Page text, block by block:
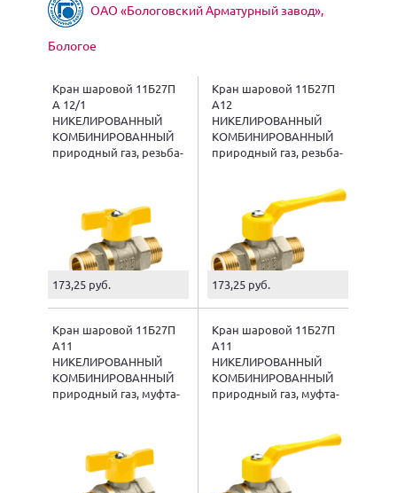
ОАО «Бологовский Арматурный завод»,
Бологое
Кран шаровой 11Б27П
А 12/1
НИКЕЛИРОВАННЫЙ
КОМБИНИРОВАННЫЙ
природный газ, резьба-
173,25 руб.
Кран шаровой 11Б27П
А12
НИКЕЛИРОВАННЫЙ
КОМБИНИРОВАННЫЙ
природный газ, резьба-
173,25 руб.
Кран шаровой 11Б27П
А11
НИКЕЛИРОВАННЫЙ
КОМБИНИРОВАННЫЙ
природный газ, муфта-
Кран шаровой 11Б27П
А11
НИКЕЛИРОВАННЫЙ
КОМБИНИРОВАННЫЙ
природный газ, муфта-